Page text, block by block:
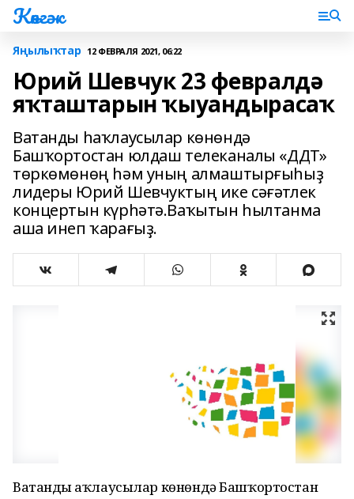
Көнгәк
Яңылыҡтар 12 ФЕВРАЛЯ 2021, 06:22
Юрий Шевчук 23 февралдә
яҡташтарын ҡыуандырасаҡ
Ватанды һаҡлаусылар көнөндә
Башҡортостан юлдаш телеканалы «ДДТ»
төркөмөнөң һәм уның алмаштырғыһыҙ
лидеры Юрий Шевчуктың ике сәғәтлек
концертын күрһәтә.Ваҡытын һылтанма
аша инеп ҡарағыҙ.
Ватанды һаҡлаусылар көнөндә Башҡортостан